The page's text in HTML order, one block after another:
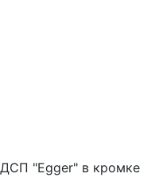
"Egger" в кромке